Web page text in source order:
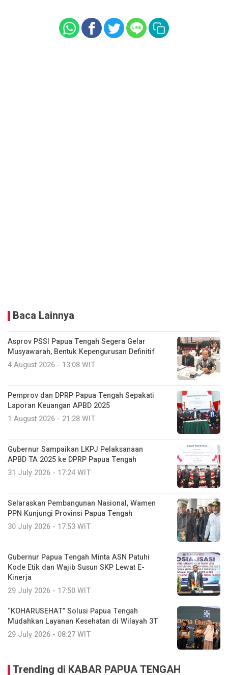
Baca Lainnya
Asprov PSSI Papua Tengah Segera Gelar
Musyawarah, Bentuk Kepengurusan Definitif
4 August 2026 - 13:08 WIT
Pemprov dan DPRP Papua Tengah Sepakati
Laporan Keuangan APBD 2025
1 August 2026 - 21:28 WIT
Gubernur Sampaikan LKPJ Pelaksanaan
APBD TA 2025 ke DPRP Papua Tengah
31 July 2026 - 17:24 WIT
Selaraskan Pembangunan Nasional, Wamen
PPN Kunjungi Provinsi Papua Tengah
30 July 2026 - 17:53 WIT
Gubernur Papua Tengah Minta ASN Patuhi
Kode Etik dan Wajib Susun SKP Lewat E-
Kinerja
29 July 2026 - 17:50 WIT
“KOHARUSEHAT” Solusi Papua Tengah
Mudahkan Layanan Kesehatan di Wilayah 3T
29 July 2026 - 08:27 WIT
Trending di KABAR PAPUA TENGAH